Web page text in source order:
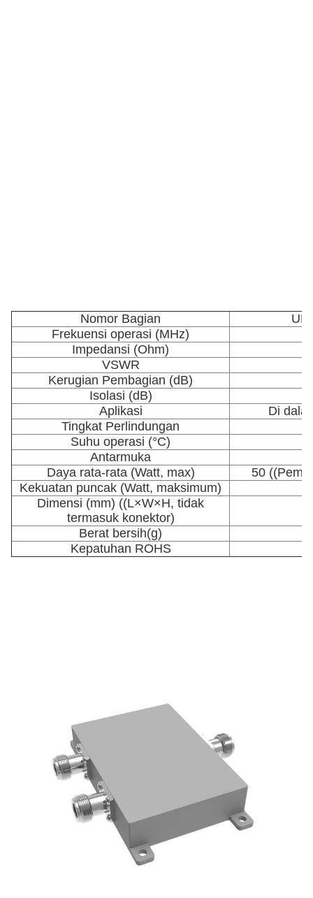
Nomor Bagian
Frekuensi operasi (MHz)
Impedansi (Ohm)
VSWR
Kerugian Pembagian (dB)
Isolasi (dB)
Aplikasi
Di
Tingkat Perlindungan
Suhu operasi (°C)
Antarmuka
Daya rata-rata (Watt, max)
50
Kekuatan puncak (Watt, maksimum)
Dimensi (mm) ((L×W×H, tidak
termasuk konektor)
Berat bersih(g)
Kepatuhan ROHS